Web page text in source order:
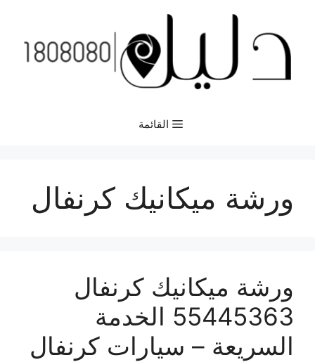
المحتوى
القائمة
ورشة ميكانيك كرنفال
ورشة ميكانيك كرنفال
55445363 الخدمة
السريعة – سيارات كرنفال